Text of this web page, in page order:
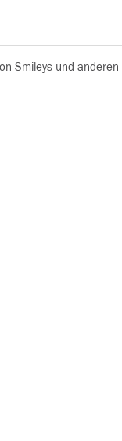
Smileys und